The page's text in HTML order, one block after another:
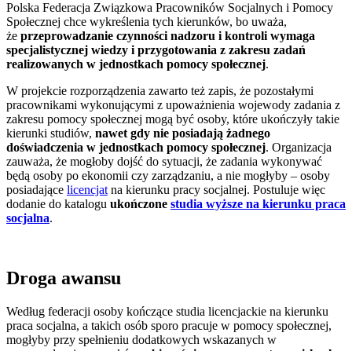
Polska Federacja Związkowa Pracowników Socjalnych i Pomocy
Społecznej chce wykreślenia tych kierunków, bo uważa,
że przeprowadzanie czynności nadzoru i kontroli wymaga
specjalistycznej wiedzy i przygotowania z zakresu zadań
realizowanych w jednostkach pomocy społecznej.
W projekcie rozporządzenia zawarto też zapis, że pozostałymi
pracownikami wykonującymi z upoważnienia wojewody zadania z
zakresu pomocy społecznej mogą być osoby, które ukończyły takie
kierunki studiów, nawet gdy nie posiadają żadnego
doświadczenia w jednostkach pomocy społecznej. Organizacja
zauważa, że mogłoby dojść do sytuacji, że zadania wykonywać
będą osoby po ekonomii czy zarządzaniu, a nie mogłyby – osoby
posiadające licencjatna kierunku pracy socjalnej. Postuluje więc
dodanie do katalogu ukończone studia wyższe na kierunku praca
socjalna.
Droga awansu
Według federacji osoby kończące studia licencjackie na kierunku
praca socjalna, a takich osób sporo pracuje w pomocy społecznej,
mogłyby przy spełnieniu dodatkowych wskazanych w